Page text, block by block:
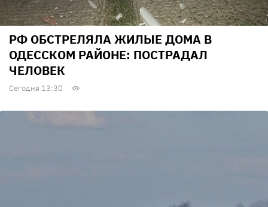
РФ ОБСТРЕЛЯЛА ЖИЛЫЕ ДОМА В
ОДЕССКОМ РАЙОНЕ: ПОСТРАДАЛ
ЧЕЛОВЕК
Сегодня 13:30